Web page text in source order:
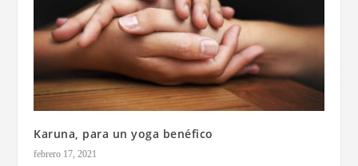
Karuna, para un yoga benéfico
febrero 17, 2021